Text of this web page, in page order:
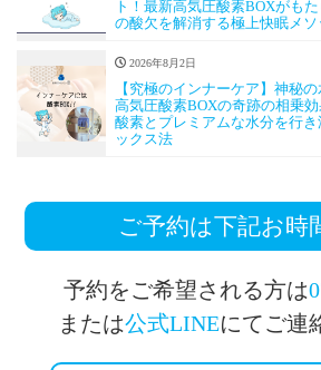
ト！最新高気圧酸素BOXがも
の酸欠を解消する極上快眠メソ
2026年8月2日
【究極のインナーケア】神秘
高気圧酸素BOXの奇跡の相乗
酸素とプレミアムな水分を行
ックス法
ご予約は下記お時
予約をご希望される方は
または公式LINEにてご連